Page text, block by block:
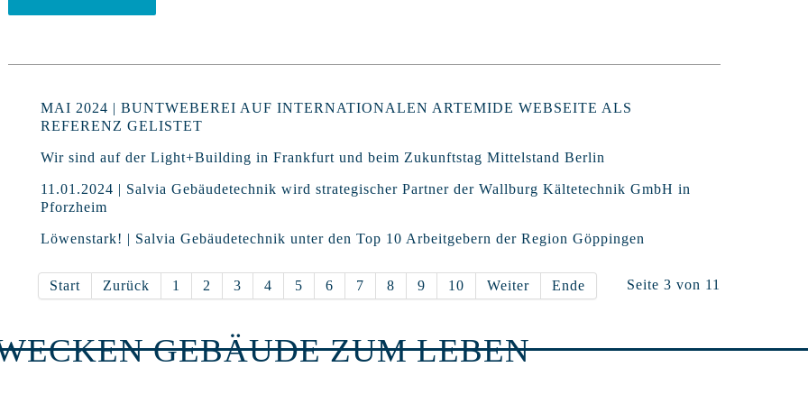
MAI 2024 | BUNTWEBEREI AUF INTERNATIONALEN ARTEMIDE WEBSEITE ALS
REFERENZ GELISTET
Wir sind auf der Light+Building in Frankfurt und beim Zukunftstag Mittelstand Berlin
11.01.2024 | Salvia Gebäudetechnik wird strategischer Partner der Wallburg Kältetechnik GmbH in
Pforzheim
Löwenstark! | Salvia Gebäudetechnik unter den Top 10 Arbeitgebern der Region Göppingen
Seite 3 von 11
Start Zurück 1 2 3 4 5 6 7 8 9 10 Weiter Ende
GEBÄUDE ZUM LEBEN